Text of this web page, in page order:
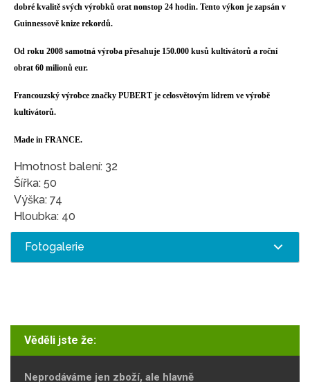
dobré kvalitě svých výrobků orat nonstop 24 hodin. Tento výkon je zapsán v
Guinnessově knize rekordů.
Od roku 2008 samotná výroba přesahuje 150.000 kusů kultivátorů a roční
obrat 60 milionů eur.
Francouzský výrobce značky PUBERT je celosvětovým lídrem ve výrobě
kultivátorů.
Made in FRANCE.
Hmotnost balení: 32
Šířka: 50
Výška: 74
Hloubka: 40
Fotogalerie
Věděli jste že:
Neprodáváme jen zboží, ale hlavně